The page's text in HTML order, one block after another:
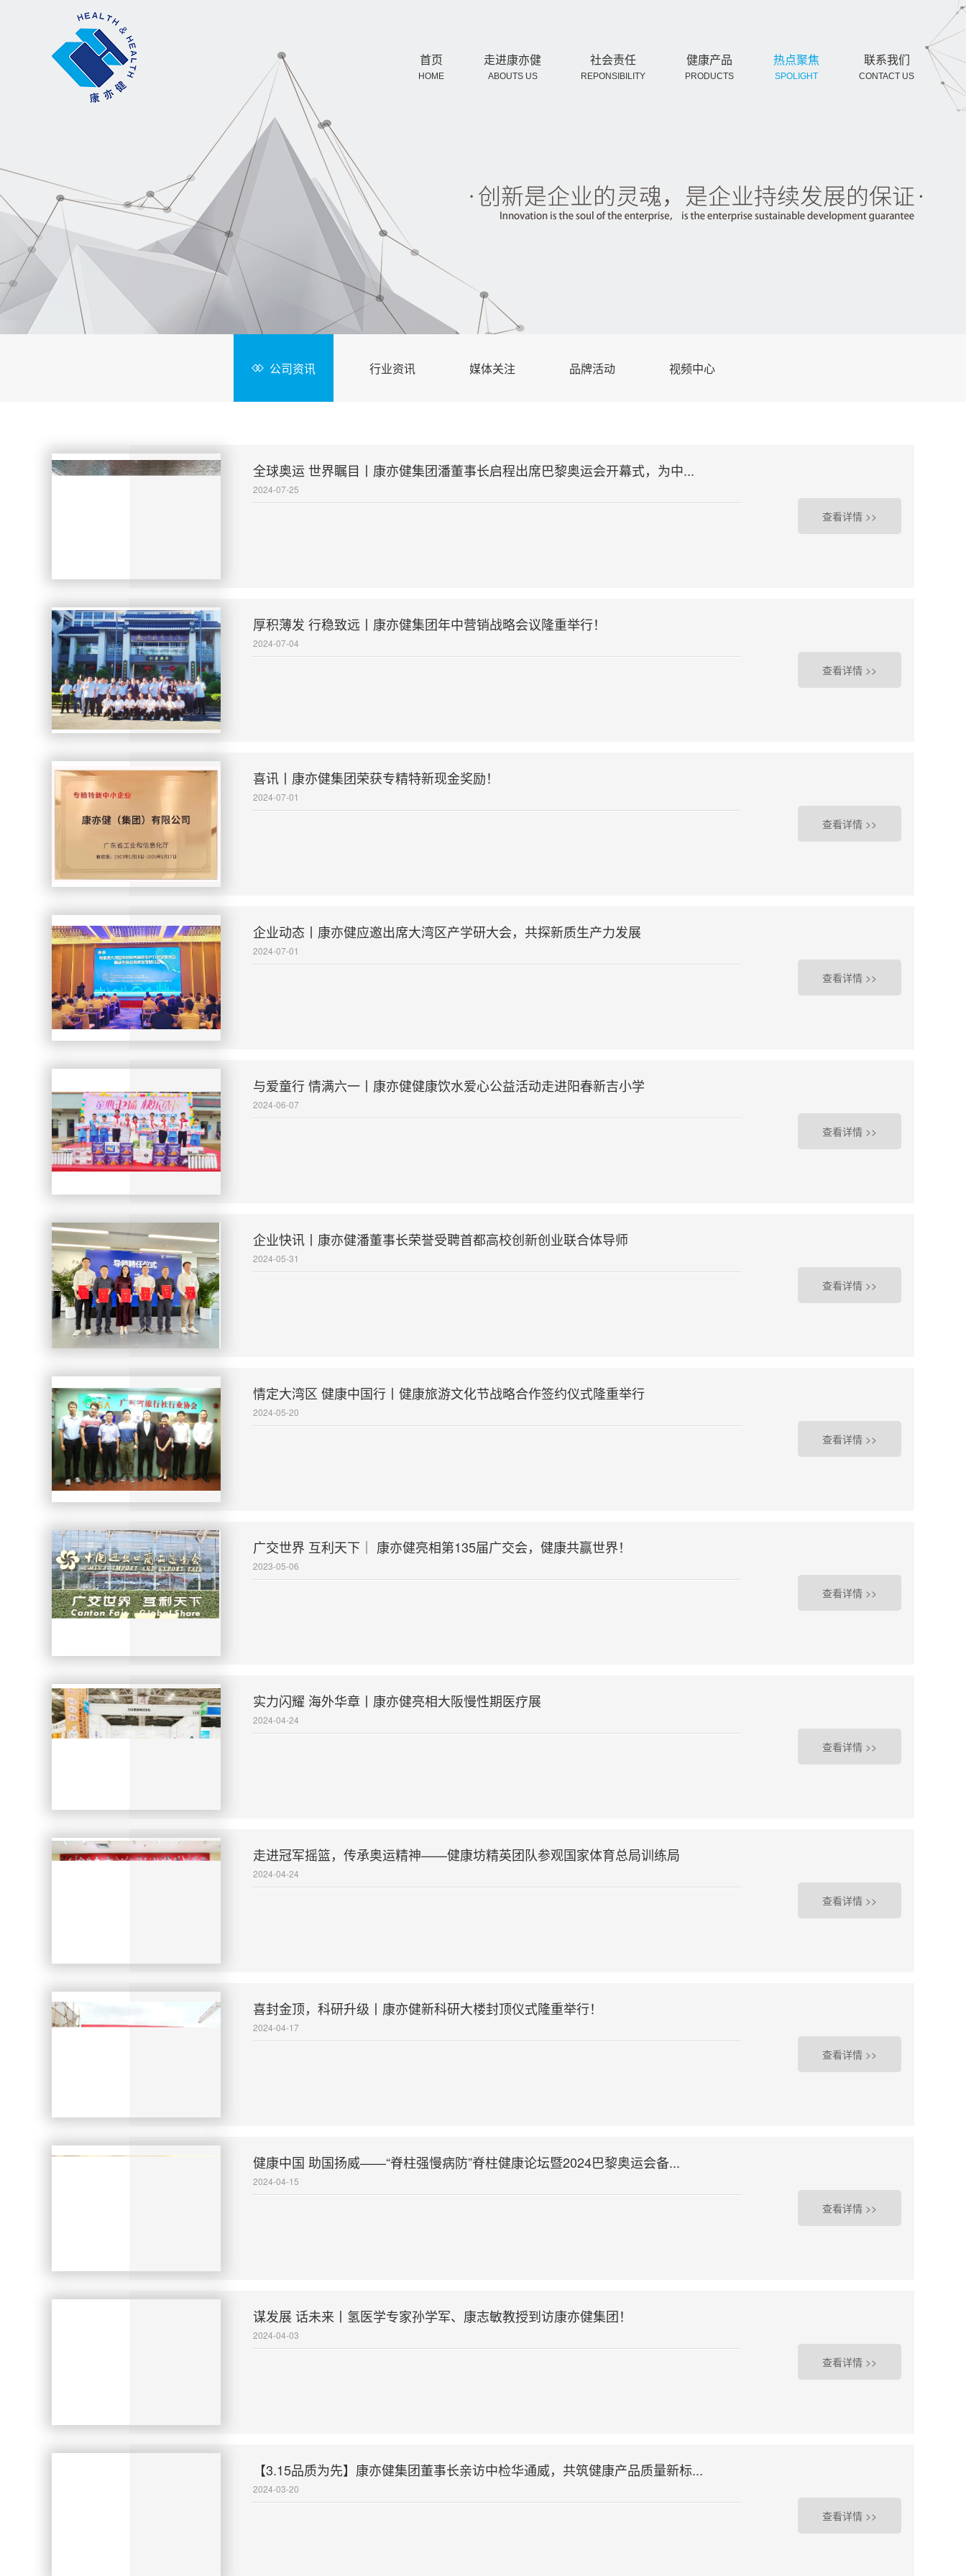
首页
HOME
走进康亦健
ABOUTS US
社会责任
REPONSIBILITY
健康产品
PRODUCTS
热点聚焦
SPOLIGHT
联系我们
CONTACT US
公司资讯 行业资讯 媒体关注 品牌活动 视频中心
全球奥运 世界瞩目丨康亦健集团潘董事长启程出席巴黎奥运会开幕式，为中...
2024-07-25
查看详情 >>
厚积薄发 行稳致远丨康亦健集团年中营销战略会议隆重举行！
2024-07-04
查看详情 >>
喜讯丨康亦健集团荣获专精特新现金奖励！
2024-07-01
查看详情 >>
企业动态丨康亦健应邀出席大湾区产学研大会，共探新质生产力发展
2024-07-01
查看详情 >>
与爱童行 情满六一丨康亦健健康饮水爱心公益活动走进阳春新吉小学
2024-06-07
查看详情 >>
企业快讯丨康亦健潘董事长荣誉受聘首都高校创新创业联合体导师
2024-05-31
查看详情 >>
情定大湾区 健康中国行丨健康旅游文化节战略合作签约仪式隆重举行
2024-05-20
查看详情 >>
广交世界 互利天下｜ 康亦健亮相第135届广交会，健康共赢世界！
2023-05-06
查看详情 >>
实力闪耀 海外华章丨康亦健亮相大阪慢性期医疗展
2024-04-24
查看详情 >>
走进冠军摇篮，传承奥运精神——健康坊精英团队参观国家体育总局训练局
2024-04-24
查看详情 >>
喜封金顶，科研升级丨康亦健新科研大楼封顶仪式隆重举行！
2024-04-17
查看详情 >>
健康中国 助国扬威——“脊柱强慢病防”脊柱健康论坛暨2024巴黎奥运会备...
2024-04-15
查看详情 >>
谋发展 话未来丨氢医学专家孙学军、康志敏教授到访康亦健集团！
2024-04-03
查看详情 >>
【3.15品质为先】康亦健集团董事长亲访中检华通威，共筑健康产品质量新标...
2024-03-20
查看详情 >>